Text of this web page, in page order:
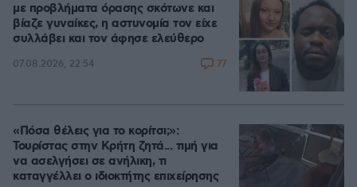
με προβλήματα όρασης σκότωνε και
βίαζε γυναίκες, η αστυνομία τον είχε
συλλάβει και τον άφησε ελεύθερο
07.08.2026, 22:54 77
«Πόσα θέλεις για το κορίτσι;»:
Τουρίστας στην Κρήτη ζητά... τιμή για
να ασελγήσει σε ανήλικη, τι
καταγγέλλει ο ιδιοκτήτης επιχείρησης